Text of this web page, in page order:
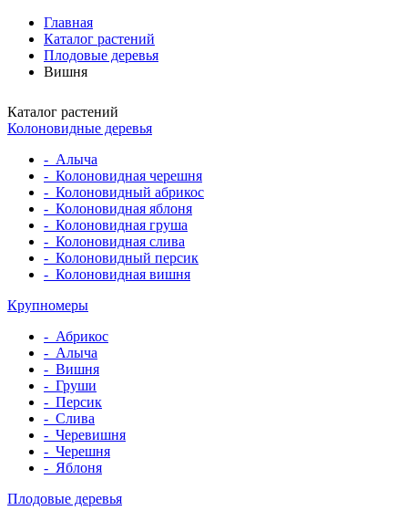
Главная
Каталог растений
Плодовые деревья
Вишня
Каталог растений
Колоновидные деревья
- Алыча
- Колоновидная черешня
- Колоновидный абрикос
- Колоновидная яблоня
- Колоновидная груша
- Колоновидная слива
- Колоновидный персик
- Колоновидная вишня
Крупномеры
- Абрикос
- Алыча
- Вишня
- Груши
- Персик
- Слива
- Черевишня
- Черешня
- Яблоня
Плодовые деревья